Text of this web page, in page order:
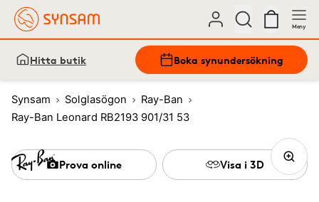
Meny
Hitta butik Boka synundersökning
Synsam Solglasögon
Ray-Ban
Ray-Ban Leonard RB2193 901/31 53
Prova online Visa i 3D